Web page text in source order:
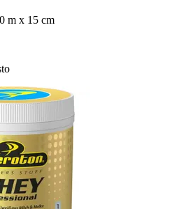
m x 15 cm